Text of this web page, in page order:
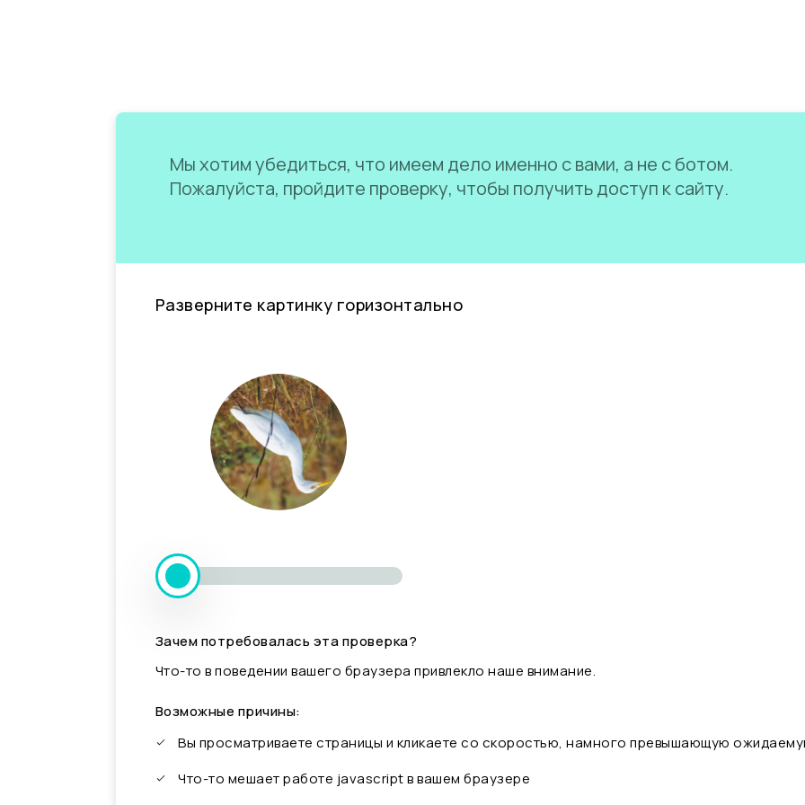
Мы хотим убедиться, что имеем дело именно с вами, а не с ботом.
Пожалуйста, пройдите проверку, чтобы получить доступ к сайту.
Разверните картинку горизонтально
Зачем потребовалась эта проверка?
Что-то в поведении вашего браузера привлекло наше внимание.
Возможные причины:
Вы просматриваете страницы и кликаете со скоростью, намного превышающую
Что-то мешает работе javascript в вашем браузере